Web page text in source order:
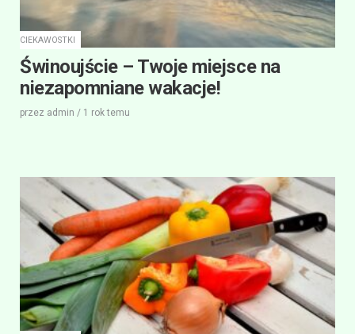
CIEKAWOSTKI
Świnoujście – Twoje miejsce na
niezapomniane wakacje!
przez admin / 1 roktemu